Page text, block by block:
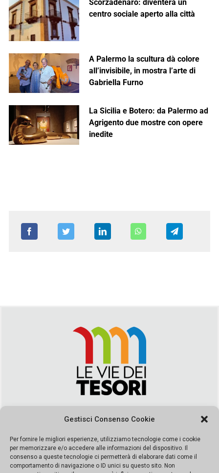
Gestisci Consenso Cookie
Per fornire le migliori esperienze, utilizziamo tecnologie come i cookie
per memorizzare e/o accedere alle informazioni del dispositivo. Il
consenso a queste tecnologie ci permetterà di elaborare dati come il
comportamento di navigazione o ID unici su questo sito. Non
Scorzadenaro: diventerà un
centro sociale aperto alla città
A Palermo la scultura dà colore
all’invisibile, in mostra l’arte di
Gabriella Furno
La Sicilia e Botero: da Palermo ad
Agrigento due mostre con opere
inedite
segreteria@leviedeitesori.it
Direttore ResponsabileMarcello Barbaro – Aut. del tribunale di
Palermo n. 19 del 2017 iscrizione al roc numero 37003 Editore